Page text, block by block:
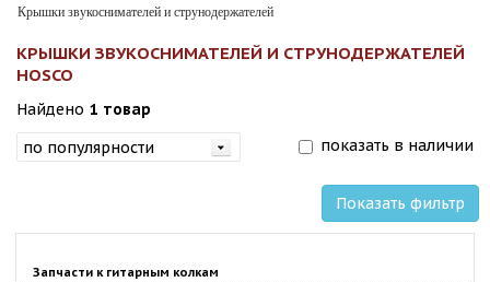
Крышки звукоснимателей и струнодержателей
КРЫШКИ ЗВУКОСНИМАТЕЛЕЙ И СТРУНОДЕРЖАТЕЛЕЙ
HOSCO
Найдено 1 товар
показать в наличии
Показать фильтр
Запчасти к гитарным колкам